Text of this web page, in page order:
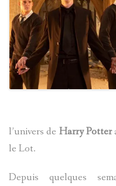
HARRY POTTER
LES ACTEURS
J.K. ROWLING
A PROPOS
l’univers de Harry Potter
le Lot.
Depuis quelques